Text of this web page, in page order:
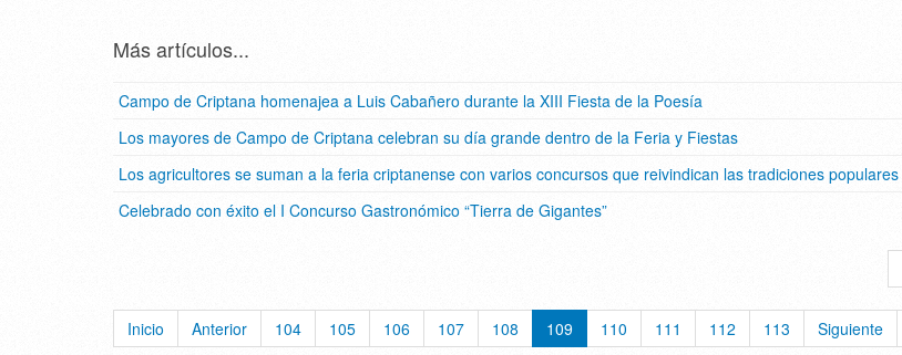
Más artículos...
Campo de Criptana homenajea a Luis Cabañero durante la XIII Fiesta de la Poesía
Los mayores de Campo de Criptana celebran su día grande dentro de la Feria y Fiestas
Los agricultores se suman a la feria criptanense con varios concursos que reivindican las tradiciones populares
Celebrado con éxito el I Concurso Gastronómico “Tierra de Gigantes”
Inicio Anterior 104 105 106 107 108 109 110 111 112 113 Siguiente